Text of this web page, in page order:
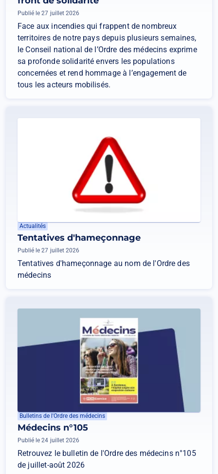
Publié le 27 juillet 2026
Face aux incendies qui frappent de nombreux
territoires de notre pays depuis plusieurs semaines,
le Conseil national de l’Ordre des médecins exprime
sa profonde solidarité envers les populations
concernées et rend hommage à l’engagement de
tous les acteurs mobilisés.
Actualités
Tentatives d'hameçonnage
Publié le 27 juillet 2026
Tentatives d'hameçonnage au nom de l'Ordre des
médecins
Bulletins de l'Ordre des médecins
Médecins n°105
Publié le 24 juillet 2026
Retrouvez le bulletin de l'Ordre des médecins n°105
de juillet-août 2026